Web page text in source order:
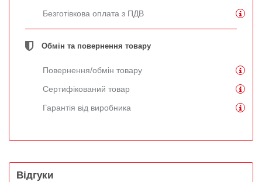
Безготівкова оплата з ПДВ
Обмін та повернення товару
Повернення/обмін товару
Сертифікований товар
Гарантія від виробника
Відгуки